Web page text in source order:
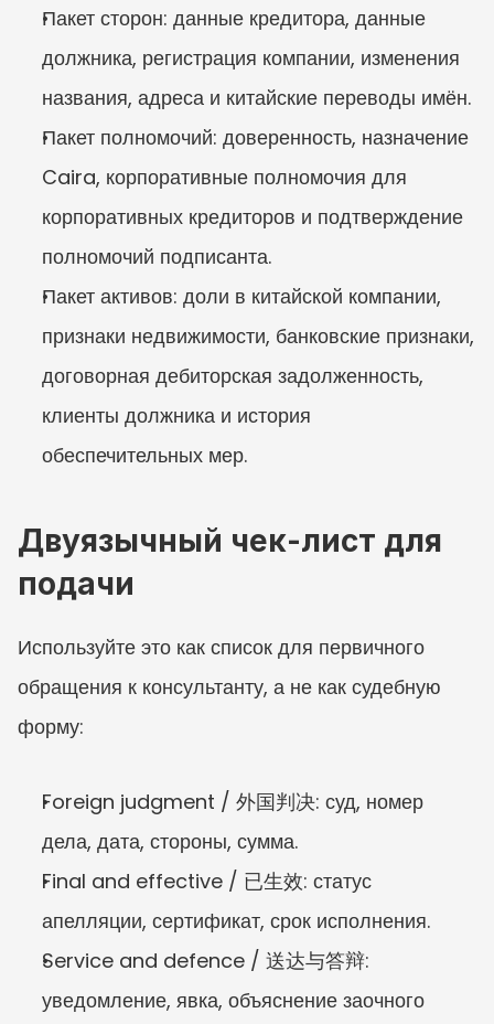
Пакет сторон: данные кредитора, данные
должника, регистрация компании, изменения
названия, адреса и китайские переводы имён.
Пакет полномочий: доверенность, назначение
Caira, корпоративные полномочия для
корпоративных кредиторов и подтверждение
полномочий подписанта.
Пакет активов: доли в китайской компании,
признаки недвижимости, банковские признаки,
договорная дебиторская задолженность,
клиенты должника и история
обеспечительных мер.
Двуязычный чек-лист для
подачи
Используйте это как список для первичного
обращения к консультанту, а не как судебную
форму:
Foreign judgment / 外国判决: суд, номер
дела, дата, стороны, сумма.
Final and effective / 已生效: статус
апелляции, сертификат, срок исполнения.
Service and defence / 送达与答辩:
уведомление, явка, объяснение заочного